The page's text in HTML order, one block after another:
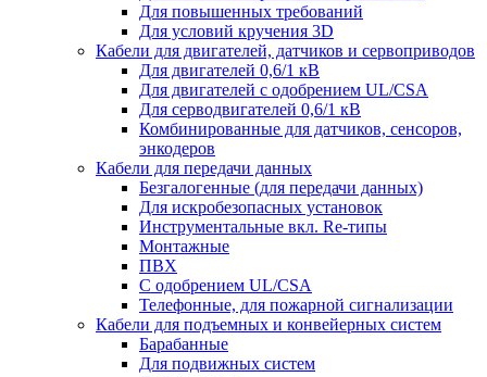
Для повышенных требований
Для условий кручения 3D
Кабели для двигателей, датчиков и сервоприводов
Для двигателей 0,6/1 кВ
Для двигателей с одобрением UL/CSA
Для серводвигателей 0,6/1 кВ
Комбинированные для датчиков, cенсоров,
энкодеров
Кабели для передачи данных
Безгалогенные (для передачи данных)
Для искробезопасных установок
Инструментальные вкл. Re-типы
Монтажные
ПВХ
С одобрением UL/CSA
Телефонные, для пожарной сигнализации
Кабели для подъемных и конвейерных систем
Барабанные
Для подвижных систем